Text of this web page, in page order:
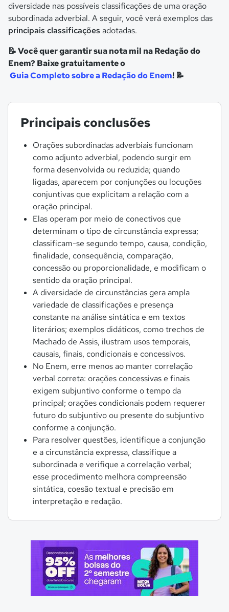
diversidade nas possíveis classificações de uma oração
subordinada adverbial. A seguir, você verá exemplos das
principais classificações adotadas.
📝 Você quer garantir sua nota mil na Redação do
Enem? Baixe gratuitamente o
Guia Completo sobre a Redação do Enem! 📝
Principais conclusões
Orações subordinadas adverbiais funcionam
como adjunto adverbial, podendo surgir em
forma desenvolvida ou reduzida; quando
ligadas, aparecem por conjunções ou locuções
conjuntivas que explicitam a relação com a
oração principal.
Elas operam por meio de conectivos que
determinam o tipo de circunstância expressa;
classificam-se segundo tempo, causa, condição,
finalidade, consequência, comparação,
concessão ou proporcionalidade, e modificam o
sentido da oração principal.
A diversidade de circunstâncias gera ampla
variedade de classificações e presença
constante na análise sintática e em textos
literários; exemplos didáticos, como trechos de
Machado de Assis, ilustram usos temporais,
causais, finais, condicionais e concessivos.
No Enem, erre menos ao manter correlação
verbal correta: orações concessivas e finais
exigem subjuntivo conforme o tempo da
principal; orações condicionais podem requerer
futuro do subjuntivo ou presente do subjuntivo
conforme a conjunção.
Para resolver questões, identifique a conjunção
e a circunstância expressa, classifique a
subordinada e verifique a correlação verbal;
esse procedimento melhora compreensão
sintática, coesão textual e precisão em
interpretação e redação.